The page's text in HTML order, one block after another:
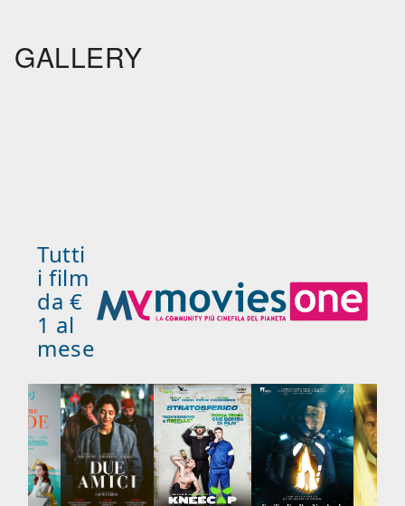
GALLERY
Tutti
i film
da €
1 al
mese